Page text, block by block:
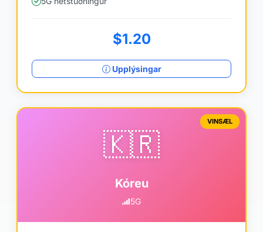
$1.20
Upplýsingar
VINSÆL
🇰🇷
Kóreu
5G